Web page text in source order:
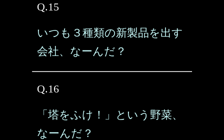
Q.15
いつも３種類の新製品を出す
会社、なーんだ？
Q.16
「塔をふけ！」という野菜、
なーんだ？